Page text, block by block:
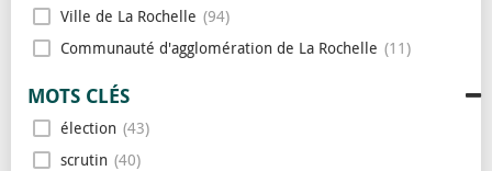
Ville de La Rochelle
94
Communauté d'agglomération de La Rochelle
11
MOTS CLÉS
élection 43
scrutin 40